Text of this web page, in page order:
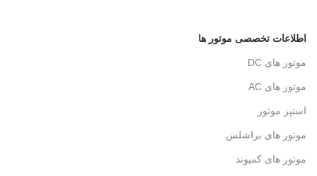
اطلاعات تخصصی موتور ها
موتور های DC
موتور های AC
استپر موتور
موتور های براشلس
موتور های کمپوند